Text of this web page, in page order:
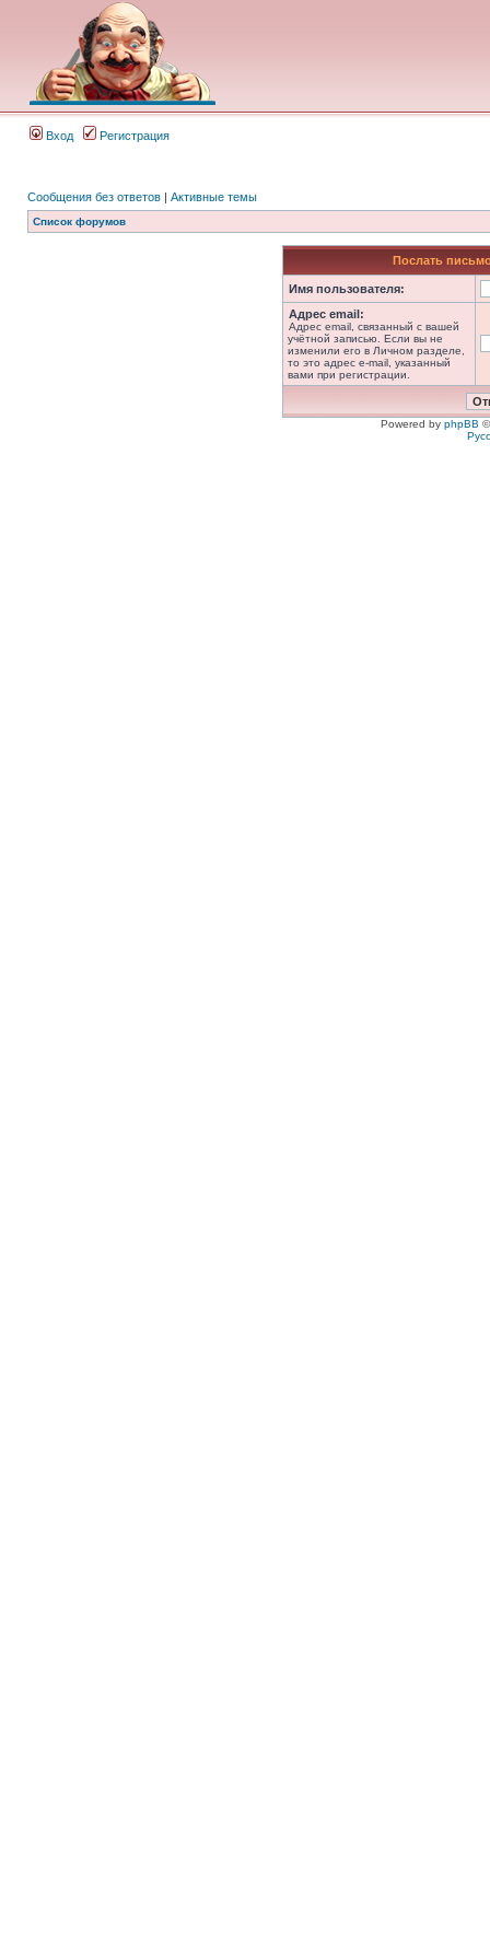
Вход Регистрация
Сообщения без ответов | Активные темы
Список форумов
Послать
Имя пользователя:
Адрес email:
Адрес email, связанный с вашей
учётной записью. Если вы не
изменили его в Личном разделе,
то это адрес e-mail, указанный
вами при регистрации.
Powered by phpBB